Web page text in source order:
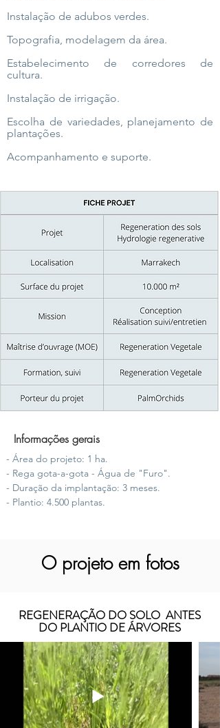
Instalação de adubos verdes.
Topografia, modelagem da área.
Estabelecimento de corredores de
cultura.
Instalação de irrigação.
Escolha de variedades, planejamento de
plantações.
Acompanhamento e suporte.
Informações gerais
- Área do projeto: 1 ha.
- Rega gota-a-gota - Água de "Furo".
- Duração da implantação: 3 meses.
- Plantio: 4.500 plantas.
O projeto em fotos
REGENERAÇÃO DO SOLO ANTES
DO PLANTIO DE ÁRVORES